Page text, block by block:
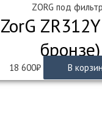
ZORG под
бронзе)
18 600₽ В